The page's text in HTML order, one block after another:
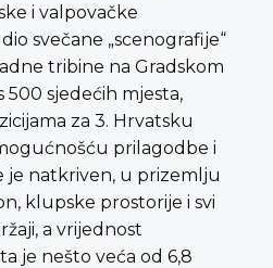
i valpovačke
svečane „scenografije“
tribine na Gradskom
500 sjedećih mjesta,
za 3. Hrvatsku
prilagodbe i
je natkriven, u prizemlju
klupske prostorije i svi
a vrijednost
je nešto veća od 6,8